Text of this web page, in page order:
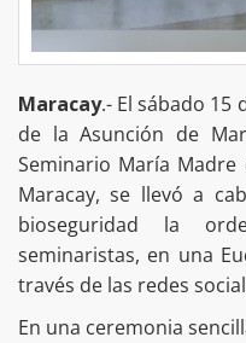
Maracay.- El sábado 15
de la Asunción de
Seminario María
Maracay, se llevó a
bioseguridad la
seminaristas, en una
través de las redes
En una ceremonia